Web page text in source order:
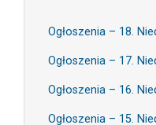
Ogłoszenia – 18.
Ogłoszenia – 17.
Ogłoszenia – 16.
Ogłoszenia – 15.